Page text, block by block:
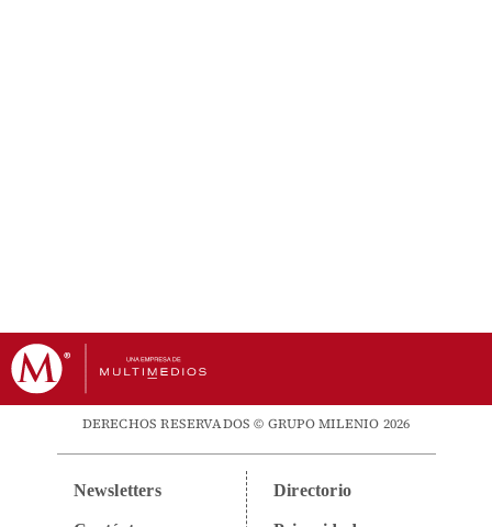
DERECHOS RESERVADOS © GRUPO MILENIO 2026
Newsletters Directorio